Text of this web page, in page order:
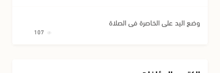
وضع اليد على الخاصرة في الصلاة